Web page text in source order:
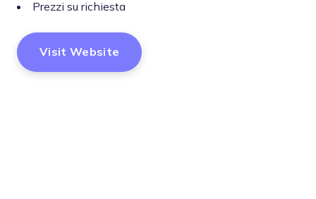
Prezzi su richiesta
Visit Website